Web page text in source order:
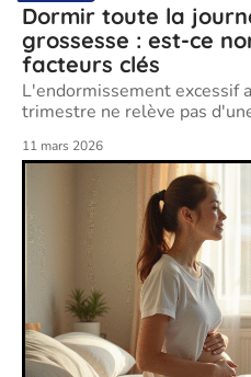
Dormir toute la
grossesse : est-ce
facteurs clés
L'endormissement excessif
trimestre ne relève pas
11 mars 2026